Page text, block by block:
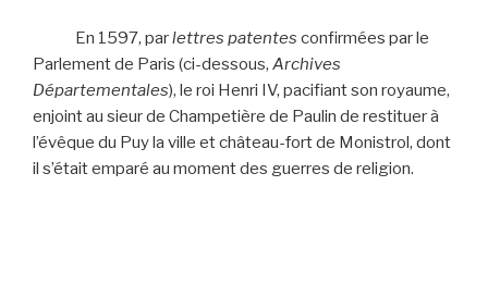
En 1597, parlettres patentes confirmées par le
Parlement de Paris (ci-dessous, Archives
Départementales), le roi Henri IV, pacifiant son royaume,
enjoint au sieur de Champetière de Paulin de restituer à
l’évêque du Puy la ville et château-fort de Monistrol, dont
il s’était emparé au moment des guerres de religion.